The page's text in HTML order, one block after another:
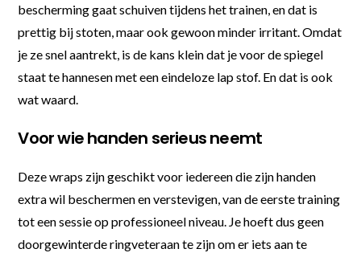
bescherming gaat schuiven tijdens het trainen, en dat is
prettig bij stoten, maar ook gewoon minder irritant. Omdat
je ze snel aantrekt, is de kans klein dat je voor de spiegel
staat te hannesen met een eindeloze lap stof. En dat is ook
wat waard.
Voor wie handen serieus neemt
Deze wraps zijn geschikt voor iedereen die zijn handen
extra wil beschermen en verstevigen, van de eerste training
tot een sessie op professioneel niveau. Je hoeft dus geen
doorgewinterde ringveteraan te zijn om er iets aan te